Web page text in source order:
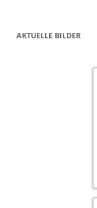
AKTUELLE BILDER